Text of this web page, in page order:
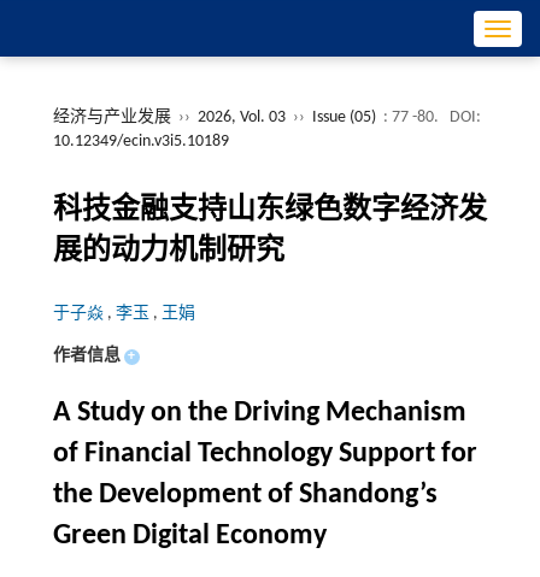
经济与产业发展 ›› 2026, Vol. 03 ›› Issue (05) : 77 -80.
DOI:
10.12349/ecin.v3i5.10189
科技金融支持山东绿色数字经济发
展的动力机制研究
于子焱 , 李玉 , 王娟
作者信息 +
A Study on the Driving Mechanism
of Financial Technology Support for
the Development of Shandong’s
Green Digital Economy